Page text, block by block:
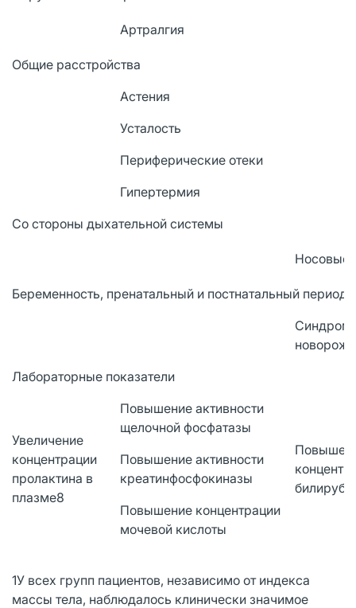
Артралгия
Общие расстройства
Астения
Усталость
Периферические отеки
Гипертермия
Со стороны дыхательной системы
Носовые
Беременность, пренатальный и постнатальный период
Синдром
Лабораторные показатели
Увеличение
концентрации
пролактина в
плазме8
Повышение активности
щелочной фосфатазы
Повышение активности
креатинфосфокиназы
Повышение концентрации
мочевой кислоты
1У всех групп пациентов, независимо от индекса
массы тела, наблюдалось клинически значимое